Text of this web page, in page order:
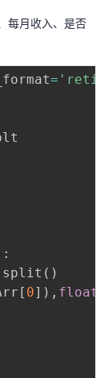
每月收入、是否
=
:
split ( )
[ 0] ) , float